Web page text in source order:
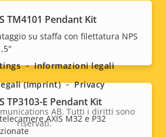
TM4101 Pendant Kit
su staffa con filettatura NPS
TP3103-E Pendant Kit
AXIS M32 e P32
AB. Tutti i diritti sono
riservati.
Informazioni legali
(Imprint)
Privacy